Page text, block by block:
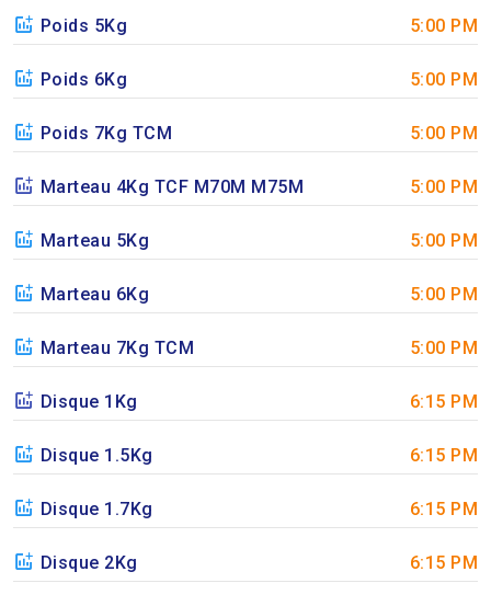
Poids 5Kg 5:00 PM
Poids 6Kg 5:00 PM
Poids 7Kg TCM 5:00 PM
Marteau 4Kg TCF M70M M75M 5:00 PM
Marteau 5Kg 5:00 PM
Marteau 6Kg 5:00 PM
Marteau 7Kg TCM 5:00 PM
Disque 1Kg 6:15 PM
Disque 1.5Kg 6:15 PM
Disque 1.7Kg 6:15 PM
Disque 2Kg 6:15 PM